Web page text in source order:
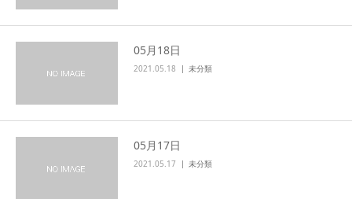
05月18日
2021.05.18 未分類
05月17日
2021.05.17 未分類